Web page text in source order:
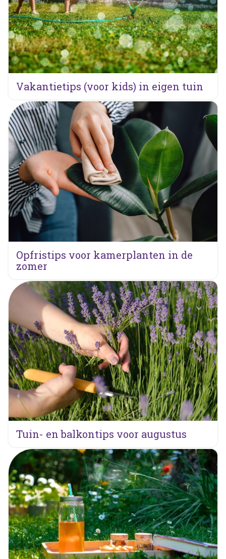
Vakantietips (voor kids) in eigen tuin
Opfristips voor kamerplanten in de
zomer
Tuin- en balkontips voor augustus